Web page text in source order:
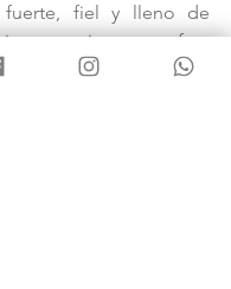
fuerte, fiel y lleno de
exista amor, fe y
permanecer unidos,